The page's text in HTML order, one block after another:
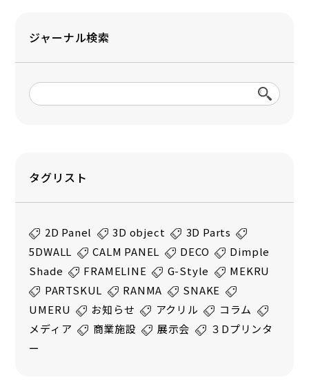
ジャーナル検索
タグリスト
2D Panel 3D object
3D Parts
5DWALL
CALM PANEL DECO
Dimple
Shade
FRAMELINE G-Style
MEKRU
PARTSKUL
RANMA
SNAKE
UMERU
お知らせ アクリル
コラム
メディア
商業施設 展示会
３Dプリンタ
ー